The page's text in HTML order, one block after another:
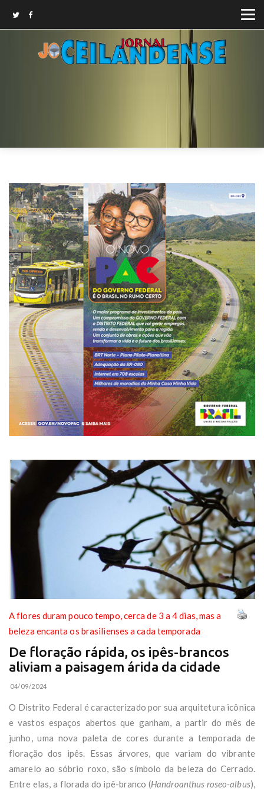
A flores duram pouco tempo, cerca de 3 a 4 dias, mas a
beleza encanta os brasilienses a cada temporada
De floração rápida, os ipês-brancos
aliviam a paisagem árida da cidade
04/09/2024
O Distrito Federal é caracterizado por sua arquitetura icônica
e vastos espaços abertos que ganham, a partir do mês de
junho, uma nova paleta de cores durante a temporada de
floração dos ipês. Essas árvores, que variam do vibrante
amarelo ao sóbrio roxo, são símbolo da beleza do Cerrado.
Entre elas, a florada do ipê-branco (Handroanthus roseo-albus),